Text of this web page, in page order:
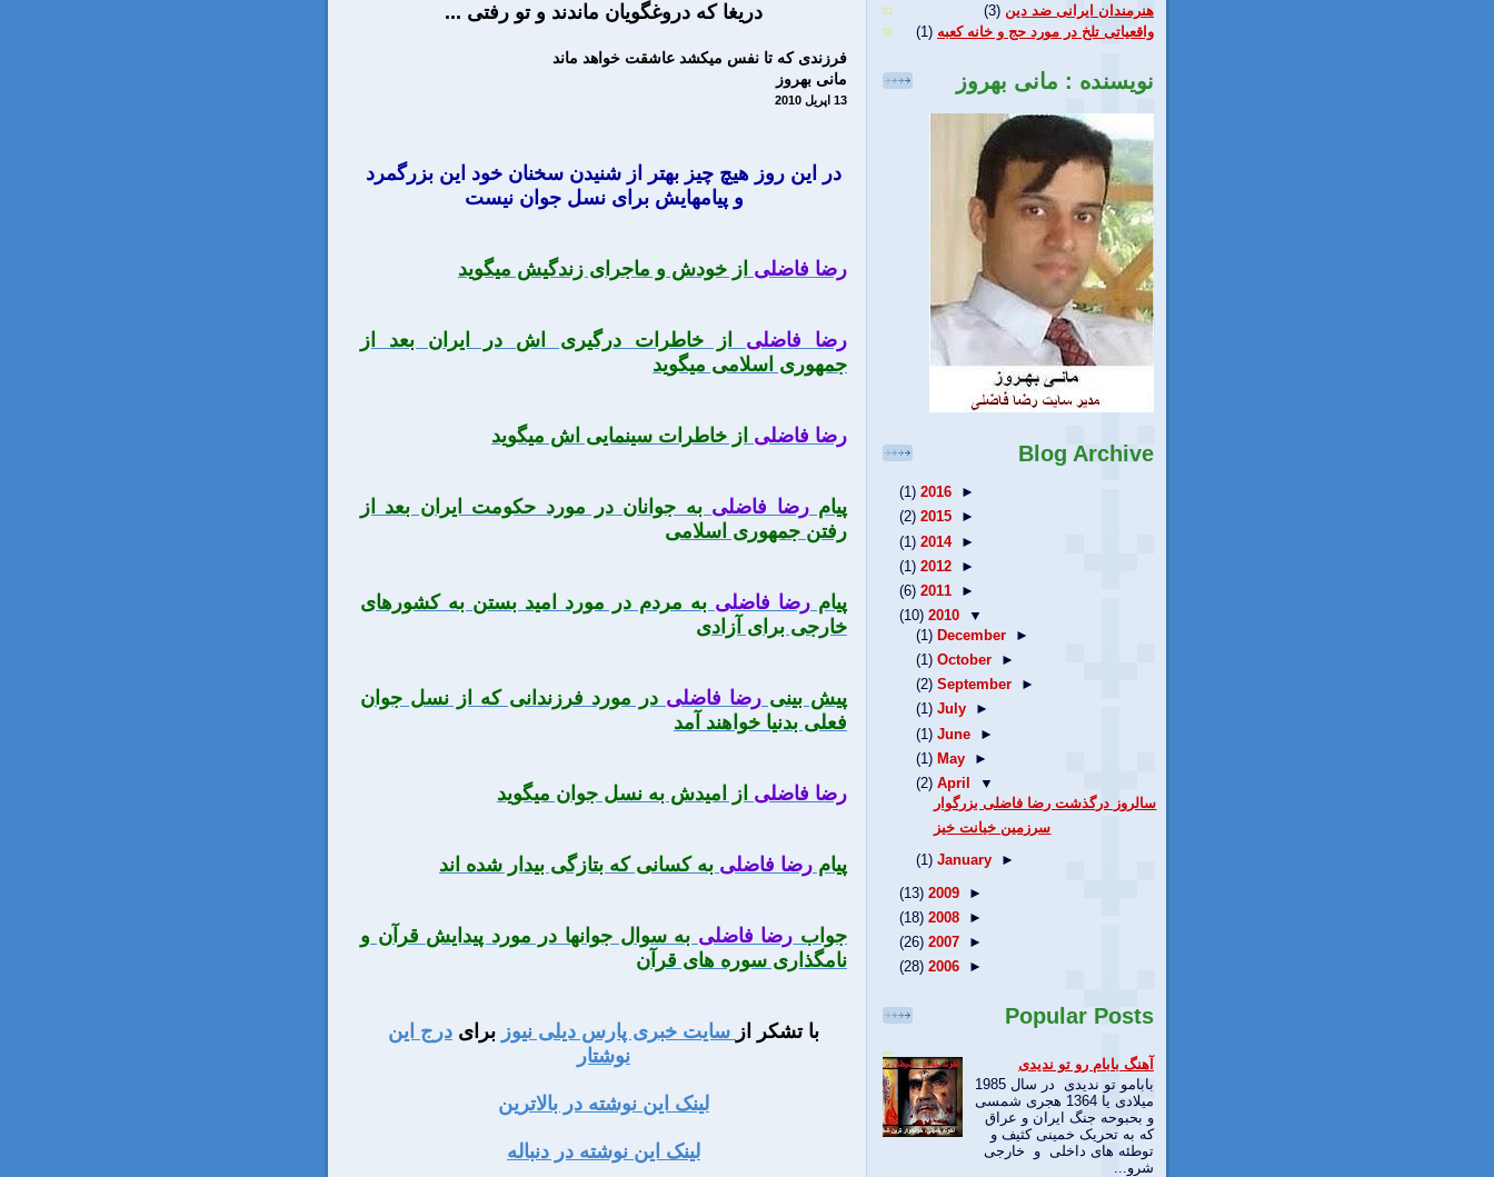
دریغا که دروغگویان ماندند و تو رفتی ...
فرزندی که تا نفس میکشد عاشقت خواهد ماند
مانی بهروز
13 اپریل 2010
در این روز هیچ چیز بهتر از شنیدن سخنان خود این بزرگمرد
و پیامهایش برای نسل جوان نیست
رضا فاضلی از خودش و ماجرای زندگیش میگوید
رضا فاضلی از خاطرات درگیری اش در ایران بعد از
جمهوری اسلامی میگوید
رضا فاضلی از خاطرات سینمایی اش میگوید
پیامرضا فاضلی به جوانان در مورد حکومت ایران بعد از
رفتن جمهوری اسلامی
پیام رضا فاضلی به مردم در مورد امید بستن به کشورهای
خارجی برای آزادی
پیش بینی رضا فاضلی در مورد فرزندانی که از نسل جوان
فعلی بدنیا خواهند آمد
رضا فاضلی از امیدش به نسل جوان میگوید
پیام رضا فاضلی به کسانی که بتازگی بیدار شده اند
جواب رضا فاضلی به سوال جوانها در مورد پیدایش قرآن و
نامگذاری سوره های قرآن
با تشکر از سایت خبری پارس دیلی نیوز برای درج این
نوشتار
لینک این نوشته در بالاترین
لینک این نوشته در دنباله
هنرمندان ایرانی ضد دین (3)
واقعياتی تلخ در مورد حج و خانه کعبه (1)
نویسنده : مانی بهروز
Blog Archive
►
2016
(1)
►
2015
(2)
►
2014
(1)
►
2012
(1)
►
2011
(6)
▼
2010
(10)
►
December
(1)
►
October
(1)
►
September
(2)
►
July
(1)
►
June
(1)
►
May
(1)
▼
April
(2)
سالروز درگذشت رضا فاضلی بزرگوار
سرزمین خیانت خیز
►
January
(1)
►
2009
(13)
►
2008
(18)
►
2007
(26)
►
2006
(28)
Popular Posts
آهنگ بابام رو تو ندیدی
بابامو تو ندیدی در سال 1985
میلادی یا 1364 هجری شمسی
و بحبوحه جنگ ایران و عراق
که به تحریک خمینی کثیف و
توطئه های داخلی و خارجی
شرو...